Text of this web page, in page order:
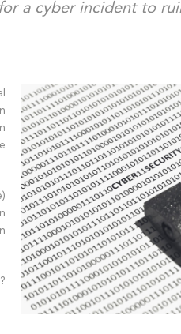
a cyber incident to